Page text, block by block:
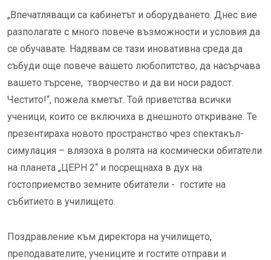
„Впечатляващи са кабинетът и оборудването. Днес вие
разполагате с много повече възможности и условия да
се обучавате. Надявам се тази иновативна среда да
събуди още повече вашето любопитство, да насърчава
вашето търсене, творчество и да ви носи радост.
Честито!“, пожела кметът. Той приветства всички
ученици, които се включиха в днешното откриване. Те
презентираха новото пространство чрез спектакъл-
симулация – влязоха в ролята на космически обитатели
на планета „ЦЕРН 2“ и посрещнаха в дух на
гостоприемство земните обитатели - гостите на
събитието в училището.
Поздравление към директора на училището,
преподавателите, учениците и гостите отправи и